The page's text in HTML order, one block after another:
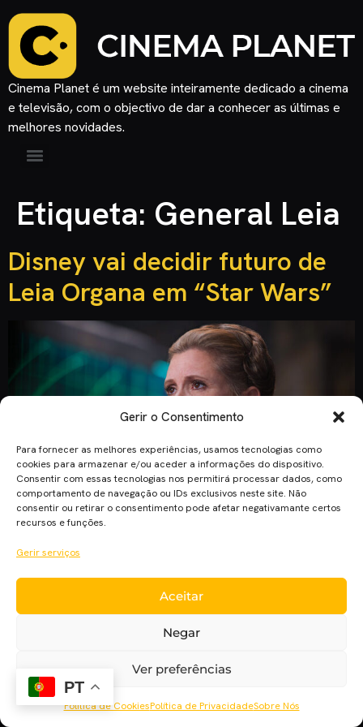
Gerir o Consentimento
Para fornecer as melhores experiências, usamos tecnologias como
cookies para armazenar e/ou aceder a informações do dispositivo.
Consentir com essas tecnologias nos permitirá processar dados, como
comportamento de navegação ou IDs exclusivos neste site. Não
consentir ou retirar o consentimento pode afetar negativamante certos
recursos e funções.
Gerir serviços
Aceitar
Negar
Ver preferências
Política de CookiesPolítica de PrivacidadeSobre Nós
Cinema Planet é um website inteiramente dedicado a cinema
e televisão, com o objectivo de dar a conhecer as últimas e
melhores novidades.
Etiqueta: General Leia
Disney vai decidir futuro de
Leia Organa em “Star Wars”
De acordo com o Hollywood Reporter, o realizador do
Episódio IX de “Star Wars”, Colin Trevorrow, terá uma
reunião com Kathleen Kennedy, a presidente da LucasFilm,
decisão sobre o que será feito da General Leia e que
implicações terá na história originalmente planeada. […]
PT